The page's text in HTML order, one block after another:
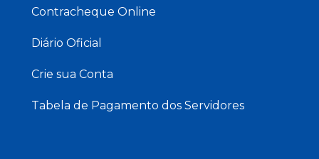
Contracheque Online
Diário Oficial
Crie sua Conta
Tabela de Pagamento dos Servidores